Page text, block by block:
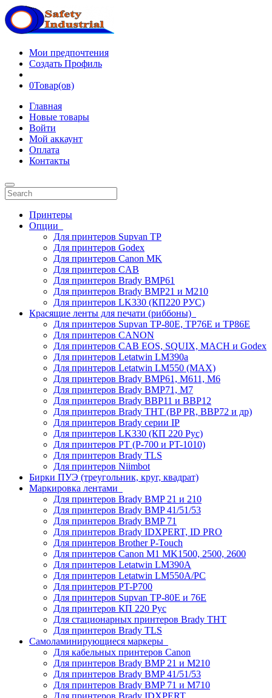
Мои предпочтения
Создать Профиль
0Товар(ов)
Главная
Новые товары
Войти
Мой аккаунт
Оплата
Контакты
Принтеры
Опции
Для принтеров Supvan TP
Для принтеров Godex
Для принтеров Canon MK
Для принтеров CAB
Для принтеров Brady BMP61
Для принтеров Brady BMP21 и M210
Для принтеров LK330 (КП220 РУС)
Красящие ленты для печати (риббоны)
Для принтеров Supvan TP-80E, TP76E и TP86E
Для принтеров CANON
Для принтеров CAB EOS, SQUIX, MACH и Godex
Для принтеров Letatwin LM390a
Для принтеров Letatwin LM550 (MAX)
Для принтеров Brady BMP61, M611, M6
Для принтеров Brady BMP71, M7
Для принтеров Brady BBP11 и BBP12
Для принтеров Brady THT (BP PR, BBP72 и др)
Для принтеров Brady серии IP
Для принтеров LK330 (КП 220 Рус)
Для принтеров PT (P-700 и PT-1010)
Для принтеров Brady TLS
Для принтеров Niimbot
Бирки ПУЭ (треугольник, круг, квадрат)
Маркировка лентами
Для принтеров Brady BMP 21 и 210
Для принтеров Brady BMP 41/51/53
Для принтеров Brady BMP 71
Для принтеров Brady IDXPERT, ID PRO
Для принтеров Brother P-Touch
Для принтеров Canon M1 MK1500, 2500, 2600
Для принтеров Letatwin LM390A
Для принтеров Letatwin LM550A/PC
Для принтеров PT-P700
Для принтеров Supvan TP-80E и 76E
Для принтеров КП 220 Рус
Для стационарных принтеров Brady THT
Для принтеров Brady TLS
Самоламинирующиеся маркеры
Для кабельных принтеров Canon
Для принтеров Brady BMP 21 и M210
Для принтеров Brady BMP 41/51/53
Для принтеров Brady BMP 71 и M710
Для принтеров Brady IDXPERT